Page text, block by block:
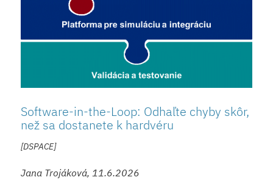
Software-in-the-Loop: Odhaľte chyby skôr,
než sa dostanete k hardvéru
[DSPACE]
Jana Trojáková, 11.6.2026